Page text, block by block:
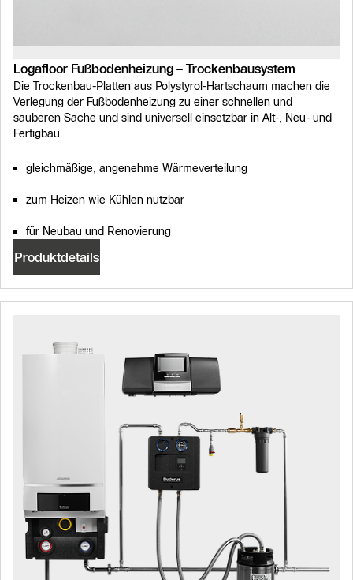
Logafloor Fußbodenheizung – Trockenbausystem
Die Trockenbau-Platten aus Polystyrol-Hartschaum machen die
Verlegung der Fußbodenheizung zu einer schnellen und
sauberen Sache und sind universell einsetzbar in Alt-, Neu- und
Fertigbau.
gleichmäßige, angenehme Wärmeverteilung
zum Heizen wie Kühlen nutzbar
für Neubau und Renovierung
Produktdetails